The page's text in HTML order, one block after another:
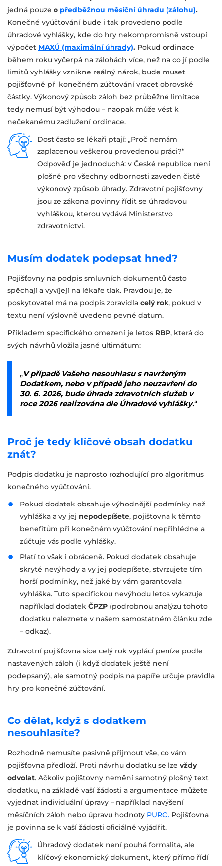
jedná pouze o předběžnou měsíční úhradu (zálohu).
Konečné vyúčtování bude i tak provedeno podle
úhradové vyhlášky, kde do hry nekompromisně vstoupí
výpočet MAXÚ (maximální úhrady). Pokud ordinace
během roku vyčerpá na zálohách více, než na co jí podle
limitů vyhlášky vznikne reálný nárok, bude muset
pojišťovně při konečném zúčtování vracet obrovské
částky. Výkonový způsob záloh bez průběžné limitace
tedy nemusí být výhodou – naopak může vést k
nečekanému zadlužení ordinace.
Dost často se lékaři ptají: „Proč nemám
zaplacenou veškerou provedenou práci?“
Odpověď je jednoduchá: v České republice není
plošně pro všechny odbornosti zaveden čistě
výkonový způsob úhrady. Zdravotní pojišťovny
jsou ze zákona povinny řídit se úhradovou
vyhláškou, kterou vydává Ministerstvo
zdravotnictví.
Musím dodatek podepsat hned?
Pojišťovny na podpis smluvních dokumentů často
spěchají a vyvíjejí na lékaře tlak. Pravdou je, že
poskytovatel má na podpis zpravidla celý rok, pokud v
textu není výslovně uvedeno pevné datum.
Příkladem specifického omezení je letos RBP, která do
svých návrhů vložila jasné ultimátum:
„V případě Vašeho nesouhlasu s navrženým
Dodatkem, nebo v případě jeho neuzavření do
30. 6. 2026, bude úhrada zdravotních služeb v
roce 2026 realizována dle Úhradové vyhlášky.“
Proč je tedy klíčové obsah dodatku
znát?
Podpis dodatku je naprosto rozhodující pro algoritmus
konečného vyúčtování.
Pokud dodatek obsahuje výhodnější podmínky než
vyhláška a vy jej nepodepíšete, pojišťovna k těmto
benefitům při konečném vyúčtování nepřihlédne a
zúčtuje vás podle vyhlášky.
Platí to však i obráceně. Pokud dodatek obsahuje
skryté nevýhody a vy jej podepíšete, stvrzujete tím
horší podmínky, než jaké by vám garantovala
vyhláška. Tuto specifickou nevýhodu letos vykazuje
například dodatek ČPZP (podrobnou analýzu tohoto
dodatku naleznete v našem samostatném článku zde
– odkaz).
Zdravotní pojišťovna sice celý rok vyplácí peníze podle
nastavených záloh (i když dodatek ještě není
podepsaný), ale samotný podpis na papíře určuje pravidla
hry pro konečné zúčtování.
Co dělat, když s dodatkem
nesouhlasíte?
Rozhodně nemusíte pasivně přijmout vše, co vám
pojišťovna předloží. Proti návrhu dodatku se lze vždy
odvolat. Ačkoliv pojišťovny nemění samotný plošný text
dodatku, na základě vaší žádosti a argumentace můžete
vyjednat individuální úpravy – například navýšení
měsíčních záloh nebo úpravu hodnoty PURO. Pojišťovna
je povinna se k vaší žádosti oficiálně vyjádřit.
Úhradový dodatek není pouhá formalita, ale
klíčový ekonomický dokument, který přímo řídí